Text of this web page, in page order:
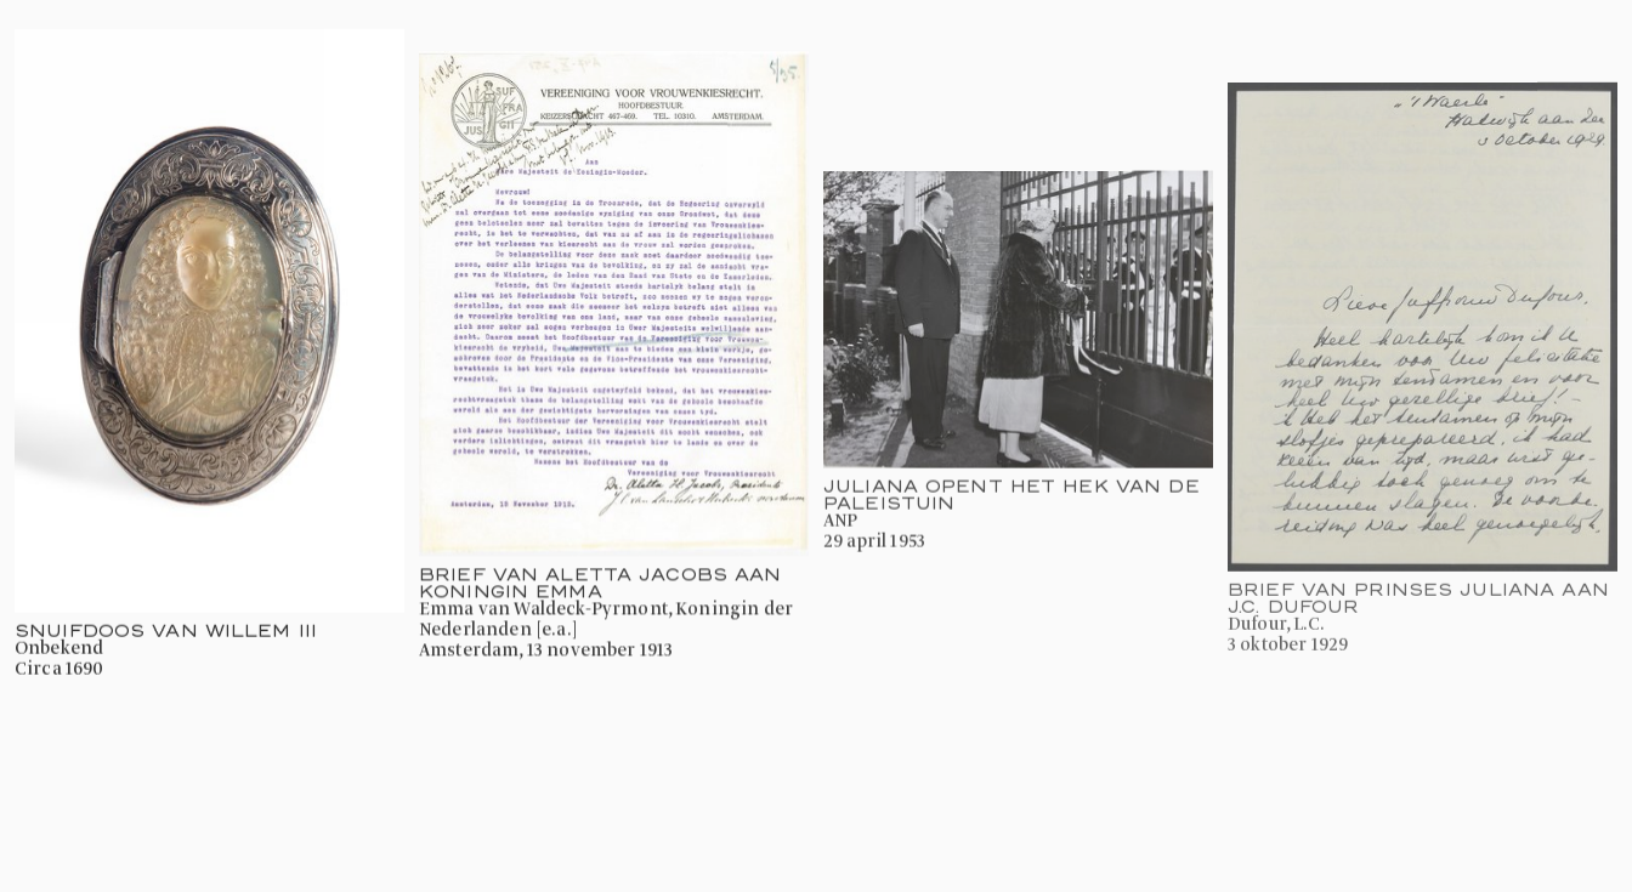
SNUIFDOOS VAN WILLEM III
onbekend
circa 1690
BRIEF VAN ALETTA JACOBS AAN
KONINGIN EMMA
Emma van Waldeck-Pyrmont, Koningin der
Nederlanden [e.a.]
Amsterdam, 13 november 1913
JULIANA OPENT HET HEK VAN DE
PALEISTUIN
ANP
29 april 1953
BRIEF VAN PRINSES JULIANA AAN
J.C. DUFOUR
Dufour, L.C.
3 oktober 1929